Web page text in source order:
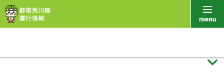
